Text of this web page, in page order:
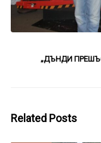
„ДЪНДИ ПРЕШЪС
Related Posts